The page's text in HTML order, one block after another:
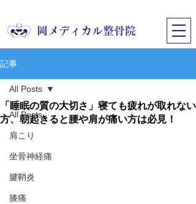
​岡メディカル整骨院
記事
All Posts
肩こり
坐骨神経痛
腱鞘炎
膝痛
All Posts
「睡眠の質の大切さ」寝ても疲れが取れない
方、朝起きると腰や肩が痛い方は必見！